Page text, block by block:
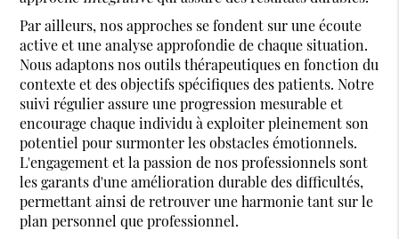
Par ailleurs, nos approches se fondent sur une écoute
active et une analyse approfondie de chaque situation.
Nous adaptons nos outils thérapeutiques en fonction du
contexte et des objectifs spécifiques des patients. Notre
suivi régulier assure une progression mesurable et
encourage chaque individu à exploiter pleinement son
potentiel pour surmonter les obstacles émotionnels.
L'engagement et la passion de nos professionnels sont
les garants d'une amélioration durable des difficultés,
permettant ainsi de retrouver une harmonie tant sur le
plan personnel que professionnel.